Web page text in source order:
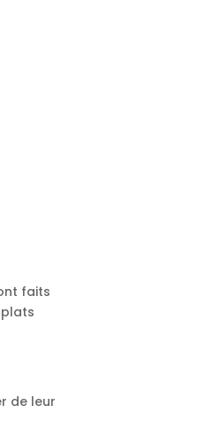
faits
de leur